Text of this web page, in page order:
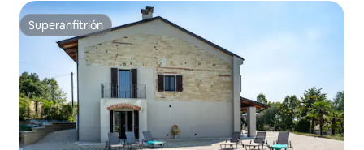
Superanfitrión
Superanfitrión